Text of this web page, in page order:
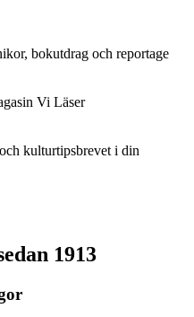
bokutdrag och reportage
Vi Läser
kulturtipsbrevet i din
1913